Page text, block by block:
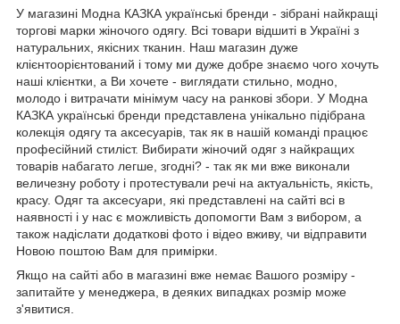
У магазині Модна КАЗКА українські бренди - зібрані найкращі
торгові марки жіночого одягу. Всі товари відшиті в Україні з
натуральних, якісних тканин. Наш магазин дуже
клієнтоорієнтований і тому ми дуже добре знаємо чого хочуть
наші клієнтки, а Ви хочете - виглядати стильно, модно,
молодо і витрачати мінімум часу на ранкові збори. У Модна
КАЗКА українські бренди представлена унікально підібрана
колекція одягу та аксесуарів, так як в нашій команді працює
професійний стиліст. Вибирати жіночий одяг з найкращих
товарів набагато легше, згодні? - так як ми вже виконали
величезну роботу і протестували речі на актуальність, якість,
красу. Одяг та аксесуари, які представлені на сайті всі в
наявності і у нас є можливість допомогти Вам з вибором, а
також надіслати додаткові фото і відео вживу, чи відправити
Новою поштою Вам для примірки.
Якщо на сайті або в магазині вже немає Вашого розміру -
запитайте у менеджера, в деяких випадках розмір може
з'явитися.